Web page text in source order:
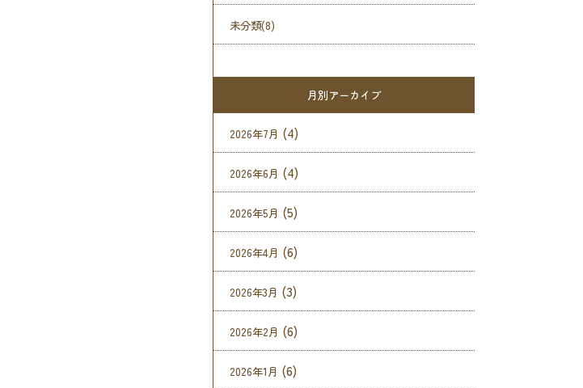
未分類(8)
月別アーカイブ
2026年7月 (4)
2026年6月 (4)
2026年5月 (5)
2026年4月 (6)
2026年3月 (3)
2026年2月 (6)
2026年1月 (6)